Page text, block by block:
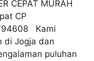
CEPAT MURAH
CP
Kami
di Jogja dan
puluhan